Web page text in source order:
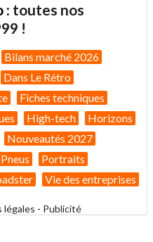
: toutes nos
!
Bilans marché 2026
Dans Le Rétro
Fiches techniques
High-tech
Horizons
Nouveautés 2027
Pneus
Portraits
Vie des entreprises
légales - Publicité